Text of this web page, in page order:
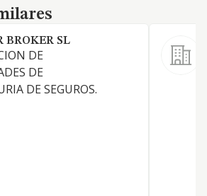
BROKER SL
DE
DE
DE SEGUROS.